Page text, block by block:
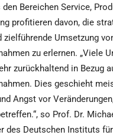
Bereichen Service,
profitieren davon, die
zielführende Umsetzung
zu erlernen. „Viele
zurückhaltend in Bezug
Dies geschieht
Angst vor
so Prof. Dr.
des Deutschen Instituts